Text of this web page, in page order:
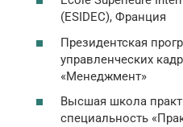
(ESIDEC), Франция
Президентская
управленческих
«Менеджмент»
Высшая школа
специальность